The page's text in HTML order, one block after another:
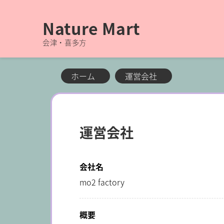
Nature Mart
会津・喜多方
ホーム 運営会社
運営会社
会社名
mo2 factory
概要